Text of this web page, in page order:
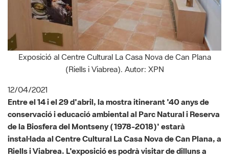
Exposició al Centre Cultural La Casa Nova de Can Plana
(Riells i Viabrea). Autor: XPN
12/04/2021
Entre el 14 i el 29 d'abril, la mostra itinerant '40 anys de
conservació i educació ambiental al Parc Natural i Reserva
de la Biosfera del Montseny (1978-2018)' estarà
instal·lada al Centre Cultural La Casa Nova de Can Plana, a
Riells i Viabrea. L'exposició es podrà visitar de dilluns a
divendres, de les 9 a les 14 h i de les 15 a les 20 h, i
l'entrada és lliure.